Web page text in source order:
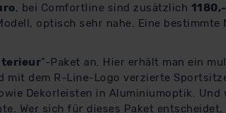
, bei Comfortline sind zusätzlich
optisch sehr nahe. Eine
"-Paket an. Hier erhält man ein
mit dem R-Line-Logo verzierte
Dekorleisten in Aluminiumoptik.
Wer sich für dieses Paket